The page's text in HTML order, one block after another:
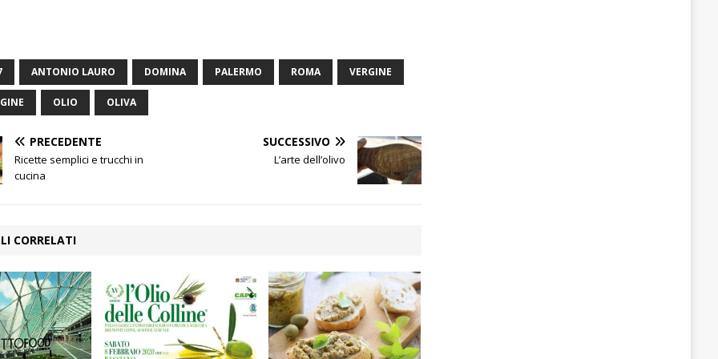
ANTONIO LAURO DOMINA PALERMO ROMA VERGINE
OLIO OLIVA
PRECEDENTE
Ricette semplici e trucchi in
cucina
SUCCESSIVO
L’arte dell’olivo
CORRELATI